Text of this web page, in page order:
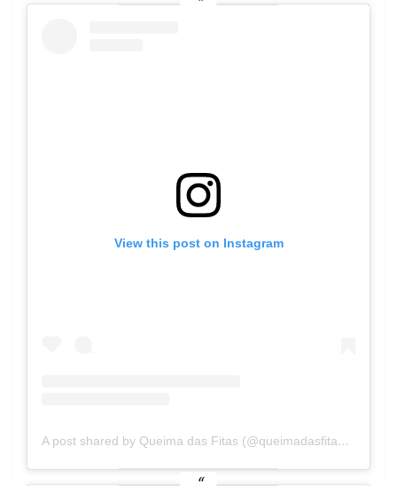
View this post on Instagram
A post shared by Queima das Fitas (@queimadasfitascoimbra)